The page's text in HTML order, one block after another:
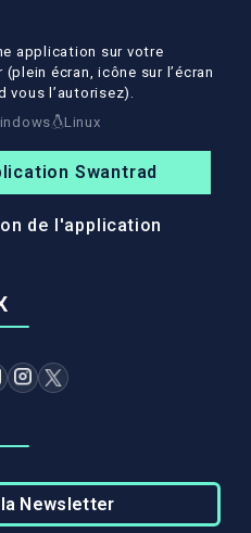
application sur votre
écran, icône sur l’écran
vous l’autorisez).
Linux
Swantrad
de l'application
Newsletter